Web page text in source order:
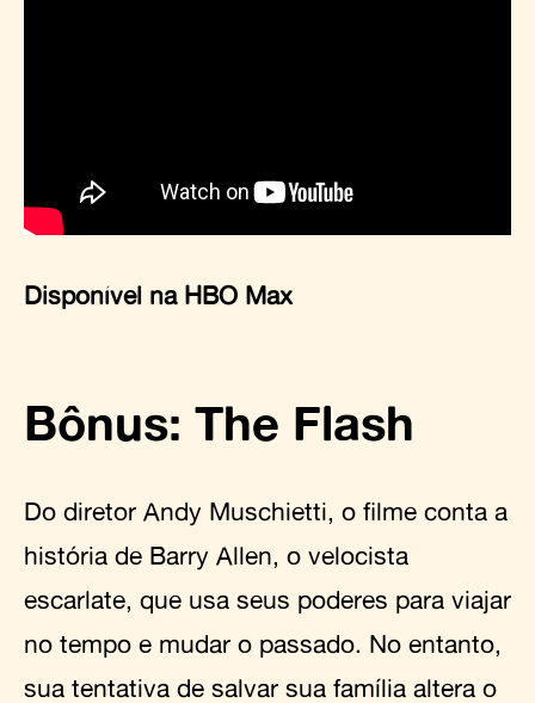
Disponível na HBO Max
Bônus: The Flash
Do diretor Andy Muschietti, o filme conta a
história de Barry Allen, o velocista
escarlate, que usa seus poderes para viajar
no tempo e mudar o passado. No entanto,
sua tentativa de salvar sua família altera o